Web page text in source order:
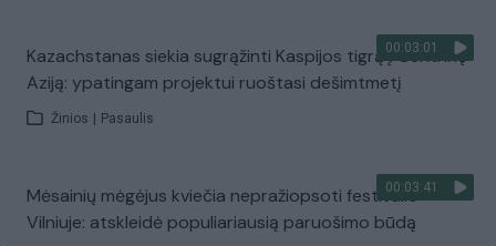
00:03:01
Kazachstanas siekia sugrąžinti Kaspijos tigrą į Centrinę
Aziją: ypatingam projektui ruoštasi dešimtmetį
Žinios Pasaulis
00:03:41
Mėsainių mėgėjus kviečia nepražiopsoti festivalio
Vilniuje: atskleidė populiariausią paruošimo būdą